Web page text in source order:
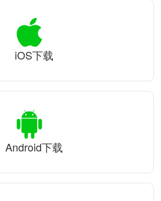
iOS下载
Android下载